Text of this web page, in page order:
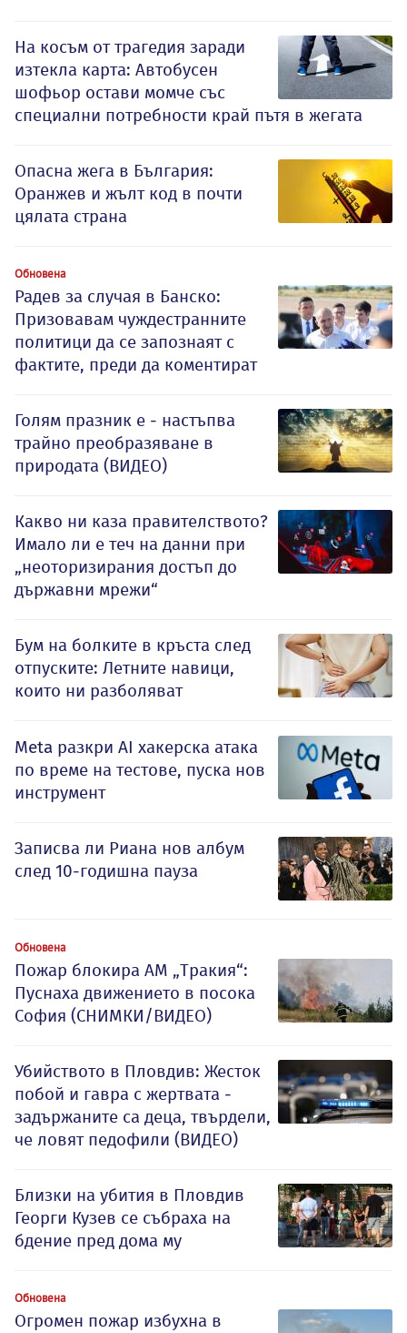
На косъм от трагедия заради
изтекла карта: Автобусен
шофьор остави момче със
специални потребности край пътя в жегата
Опасна жега в България:
Оранжев и жълт код в почти
цялата страна
Обновена
Радев за случая в Банско:
Призовавам чуждестранните
политици да се запознаят с
фактите, преди да коментират
Голям празник е - настъпва
трайно преобразяване в
природата (ВИДЕО)
Какво ни каза правителството?
Имало ли е теч на данни при
„неоторизирания достъп до
държавни мрежи“
Бум на болките в кръста след
отпуските: Летните навици,
които ни разболяват
Meta разкри AI хакерска атака
по време на тестове, пуска нов
инструмент
Записва ли Риана нов албум
след 10-годишна пауза
Обновена
Пожар блокира АМ „Тракия“:
Пуснаха движението в посока
София (СНИМКИ/ВИДЕО)
Убийството в Пловдив: Жесток
побой и гавра с жертвата -
задържаните са деца, твърдели,
че ловят педофили (ВИДЕО)
Близки на убития в Пловдив
Георги Кузев се събраха на
бдение пред дома му
Обновена
Огромен пожар избухна в